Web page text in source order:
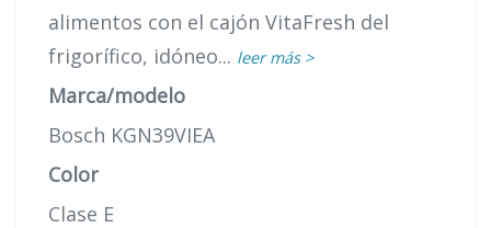
alimentos con el cajón VitaFresh del
frigorífico, idóneo... leer más >
Marca/modelo
Bosch KGN39VIEA
Color
Clase E